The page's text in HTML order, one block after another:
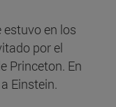
estuvo en los
por el
Princeton. En
Einstein.